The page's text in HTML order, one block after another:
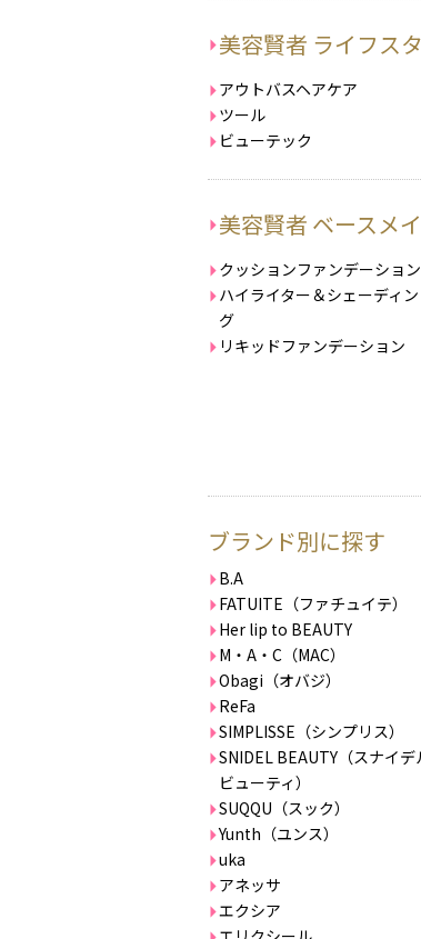
美容賢者 ライフス
アウトバスヘアケア
ツール
ビューテック
美容賢者 ベースメ
クッションファンデーション
ハイライター＆シェーディン
グ
リキッドファンデーション
ブランド別に探す
B.A
FATUITE（ファチュイテ）
Her lip to BEAUTY
M・A・C（MAC）
Obagi（オバジ）
ReFa
SIMPLISSE（シンプリス）
SNIDEL BEAUTY（スナイデ
ビューティ）
SUQQU（スック）
Yunth（ユンス）
uka
アネッサ
エクシア